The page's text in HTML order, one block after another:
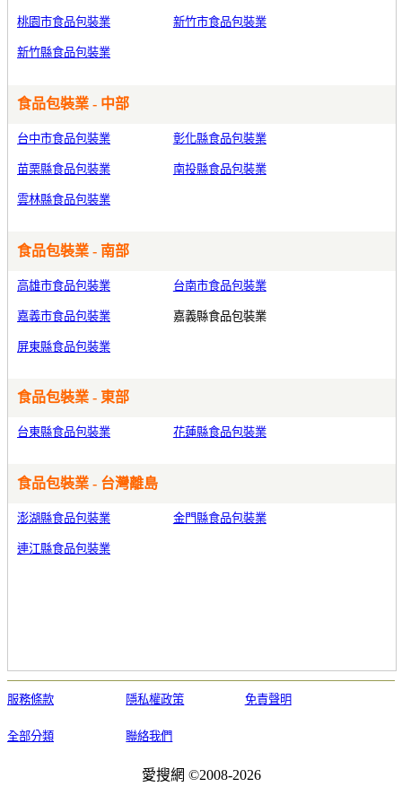
桃園市食品包裝業 新竹市食品包裝業
新竹縣食品包裝業
食品包裝業 - 中部
台中市食品包裝業 彰化縣食品包裝業
苗栗縣食品包裝業 南投縣食品包裝業
雲林縣食品包裝業
食品包裝業 - 南部
高雄市食品包裝業 台南市食品包裝業
嘉義市食品包裝業 嘉義縣食品包裝業
屏東縣食品包裝業
食品包裝業 - 東部
台東縣食品包裝業 花蓮縣食品包裝業
食品包裝業 - 台灣離島
澎湖縣食品包裝業 金門縣食品包裝業
連江縣食品包裝業
服務條款 隱私權政策 免責聲明
全部分類 聯絡我們
愛搜網 ©2008-2026